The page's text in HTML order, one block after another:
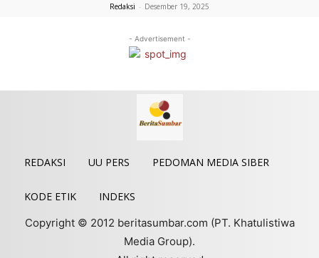
Redaksi - Desember 19, 2025
- Advertisement -
REDAKSI UU PERS PEDOMAN MEDIA SIBER
KODE ETIK
INDEKS
Copyright © 2012 beritasumbar.com (PT. Khatulistiwa
Media Group).